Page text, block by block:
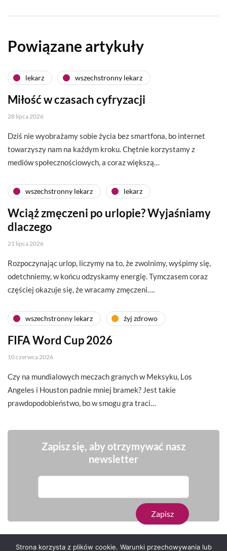
Powiązane artykuły
lekarz wszechstronny lekarz
Miłość w czasach cyfryzacji
28 lipca 2026
Dziś nie wyobrażamy sobie życia bez smartfona, bo internet
towarzyszy nam na każdym kroku. Chętnie korzystamy z
mediów społecznościowych, a coraz większą…
wszechstronny lekarz lekarz
Wciąż zmęczeni po urlopie? Wyjaśniamy
dlaczego
21 lipca 2026
Rozpoczynając urlop, liczymy na to, że zwolnimy, wyśpimy się,
odetchniemy, w końcu odzyskamy energię. Tymczasem coraz
częściej okazuje się, że wracamy zmęczeni….
wszechstronny lekarz żyj zdrowo
FIFA Word Cup 2026
10 czerwca 2026
Czy na mundialowych meczach granych w Meksyku, Los
Angeles i Houston padnie mniej bramek? Jest takie
prawdopodobieństwo, bo w smogu gra traci…
Zapisz się, aby otrzymywać nasz
newsletter
Strona korzysta z plików cookie. Warunki przechowywania lub